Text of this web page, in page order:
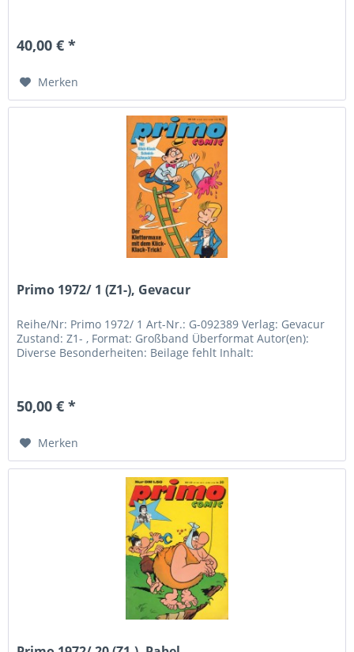
40,00 € *
Merken
Primo 1972/ 1 (Z1-), Gevacur
Reihe/Nr: Primo 1972/ 1 Art-Nr.: G-092389 Verlag: Gevacur
Zustand: Z1- , Format: Großband Überformat Autor(en):
Diverse Besonderheiten: Beilage fehlt Inhalt:
50,00 € *
Merken